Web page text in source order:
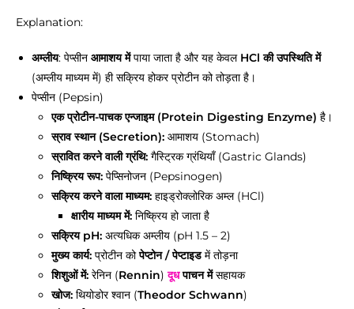
Explanation:
अम्लीय: पेप्सीन आमाशय मेंपाया जाता है और यह केवलHCl की उपस्थिति में
(अम्लीय माध्यम में) ही सक्रिय होकर प्रोटीन को तोड़ता है।
पेप्सीन (Pepsin)
एक प्रोटीन-पाचक एन्जाइम (Protein Digesting Enzyme) है।
स्राव स्थान (Secretion): आमाशय (Stomach)
स्रावित करने वाली ग्रंथि: गैस्ट्रिक ग्रंथियाँ (Gastric Glands)
निष्क्रिय रूप: पेप्सिनोजन (Pepsinogen)
सक्रिय करने वाला माध्यम: हाइड्रोक्लोरिक अम्ल (HCl)
क्षारीय माध्यम में: निष्क्रिय हो जाता है
सक्रिय pH: अत्यधिक अम्लीय (pH 1.5 – 2)
मुख्य कार्य: प्रोटीन कोपेप्टोन / पेप्टाइडमें तोड़ना
शिशुओं में: रेनिन (Rennin)दूधपाचन मेंसहायक
खोज: थियोडोर श्वान (Theodor Schwann)